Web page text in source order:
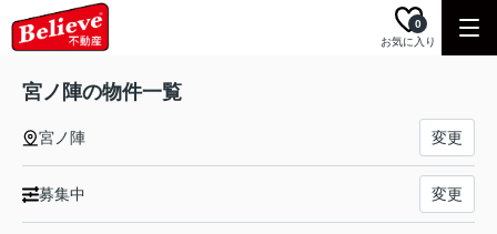
お気に入り
0
宮ノ陣の物件一覧
宮ノ陣 変更
募集中 変更